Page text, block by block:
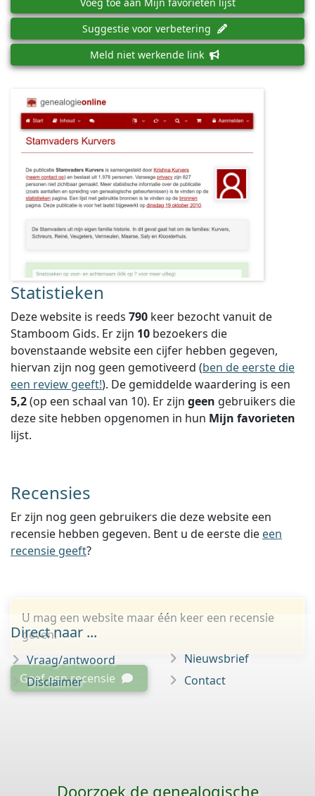
Suggestie voor verbetering
Meld niet werkende link
Statistieken
Deze website is reeds 790 keer bezocht vanuit de
Stamboom Gids. Er zijn 10 bezoekers die
bovenstaande website een cijfer hebben gegeven,
hiervan zijn nog geen gemotiveerd (ben de eerste die
een review geeft!). De gemiddelde waardering is een
5,2(op een schaal van 10). Er zijn geen gebruikers die
deze site hebben opgenomen in hun Mijn favorieten
lijst.
Recensies
Er zijn nog geen gebruikers die deze website een
recensie hebben gegeven. Bent u de eerste die een
recensie geeft?
U mag een website maar één keer een recensie
geven.
Geef een recensie
Direct naar ...
Vraag/antwoord
Disclaimer
Nieuwsbrief
Contact
Doorzoek de genealogische